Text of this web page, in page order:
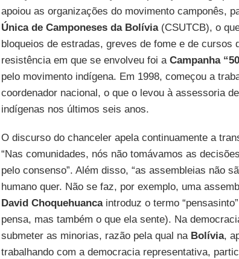
apoiou as organizações do movimento camponês,
Única de Camponeses da Bolívia(CSUTCB), o
bloqueios de estradas, greves de fome e de cursos
resistência em que se envolveu foi a Campanha
pelo movimento indígena. Em 1998, começou a
coordenador nacional, o que o levou à assessoria
indígenas nos últimos seis anos.
O discurso do chanceler apela continuamente a
“Nas comunidades, nós não tomávamos as
pelo consenso”. Além disso, “as assembleias não
humano quer. Não se faz, por exemplo, uma
David Choquehuancaintroduz o termo
pensa, mas também o que ela sente). Na
submeter as minorias, razão pela qual na Bolívia,
trabalhando com a democracia representativa,